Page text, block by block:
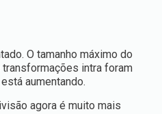
O tamanho máximo do
intra foram
aumentando.
agora é muito mais